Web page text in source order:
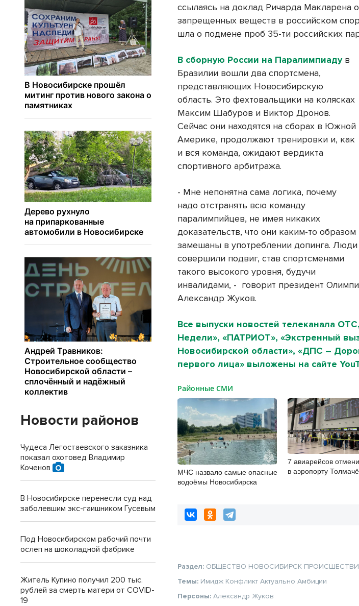
ссылаясь на доклад Ричарда Макларена
запрещенных веществ в российском
шла о подмене проб 35-ти российских
В сборную России на Паралимпиадув
Бразилии вошли два спортсмена,
представляющих Новосибирскую
область. Это фехтовальщики на колясках
Максим Шабуров и Виктор Дронов.
Сейчас они находятся на сборах в Южной
Америке, продолжают тренировки и, как
и вся команда, ожидают вердикта
спортивного арбитража.
- Мне непонятна сама логика, почему
надо отстранять всю команду
паралимпийцев, не имея никаких
доказательств, что они каким-то образом
замешаны в употреблении допинга. Люди
совершили подвиг, став спортсменами
такого высокого уровня, будучи
инвалидами, - говорит президент
Александр Жуков.
Все выпуски новостей телеканала
Недели», «ПАТРИОТ», «Экстренный
Новосибирской области», «ДПС –
первого лица» выложены на сайте
Районные СМИ
МЧС назвало самые опасные
водоёмы Новосибирска
7 авиарейсов
в аэропорту
Раздел: ОБЩЕСТВО НОВОСИБИРСК
Темы: Имидж Конфликт Актуально Амбиции
Персоны:Александр Жуков
Новости районов
Чудеса Легостаевского заказника
показал охотовед Владимир
Коченов
В Новосибирске перенесли суд над
заболевшим экс-гаишником Гусевым
Под Новосибирском рабочий почти
ослеп на шоколадной фабрике
Житель Купино получил 200 тыс.
рублей за смерть матери от COVID-
19